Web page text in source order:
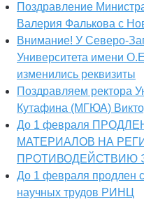
Поздравление
Валерия Фалькова с
Внимание! У Северо-
Университета имени
изменились реквизиты
Поздравляем ректора
Кутафина (МГЮА)
До 1 февраля
МАТЕРИАЛОВ НА
ПРОТИВОДЕЙСТВИЮ
До 1 февраля продлен
научных трудов РИНЦ